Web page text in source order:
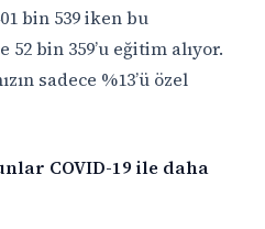
bin 539 iken bu
52 bin 359’u eğitim alıyor.
sadece %13’ü özel
COVID-19 ile daha